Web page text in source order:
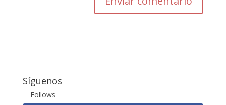
Síguenos
Follows